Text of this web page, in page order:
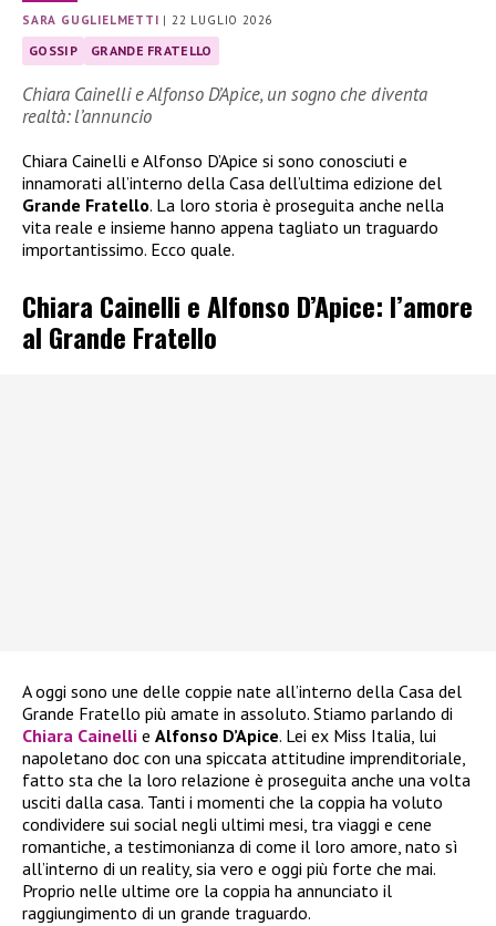
SARA GUGLIELMETTI | 22 LUGLIO 2026
GOSSIP GRANDE FRATELLO
Chiara Cainelli e Alfonso D’Apice, un sogno che diventa
realtà: l’annuncio
Chiara Cainelli e Alfonso D’Apice si sono conosciuti e
innamorati all’interno della Casa dell’ultima edizione del
Grande Fratello. La loro storia è proseguita anche nella
vita reale e insieme hanno appena tagliato un traguardo
importantissimo. Ecco quale.
Chiara Cainelli e Alfonso D’Apice: l’amore
al Grande Fratello
A oggi sono une delle coppie nate all’interno della Casa del
Grande Fratello più amate in assoluto. Stiamo parlando di
Chiara Cainelli e Alfonso D’Apice. Lei ex Miss Italia, lui
napoletano doc con una spiccata attitudine imprenditoriale,
fatto sta che la loro relazione è proseguita anche una volta
usciti dalla casa. Tanti i momenti che la coppia ha voluto
condividere sui social negli ultimi mesi, tra viaggi e cene
romantiche, a testimonianza di come il loro amore, nato sì
all’interno di un reality, sia vero e oggi più forte che mai.
Proprio nelle ultime ore la coppia ha annunciato il
raggiungimento di un grande traguardo.